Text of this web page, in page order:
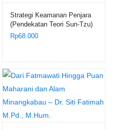
Strategi Keamanan Penjara
(Pendekatan Teori Sun-Tzu)
– Umar Anwar
Rp68.000